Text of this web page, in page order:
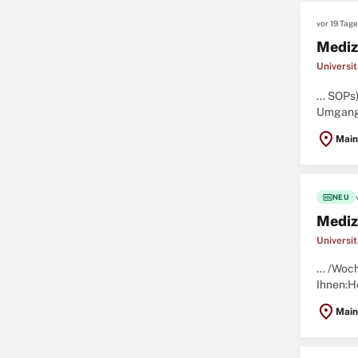
vor 19
...
location_on
fiber_newNEU
... /
location_on